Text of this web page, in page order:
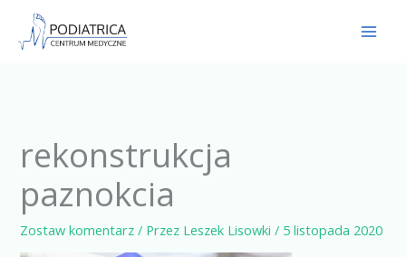
Przejdź
rekonstrukcja
paznokcia
Zostaw komentarz / Przez Leszek Lisowki/ 5 listopada 2020